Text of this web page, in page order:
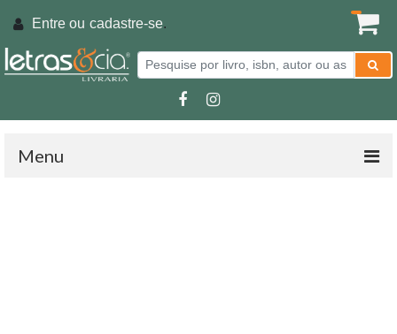
Entre ou cadastre-se.
Menu